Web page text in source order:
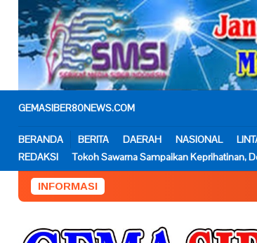
GEMASIBER80NEWS.COM
BERANDA BERITA DAERAH NASIONAL
REDAKSI
Tokoh Sawarna Sampaikan Keprihatinan,
INFORMASI